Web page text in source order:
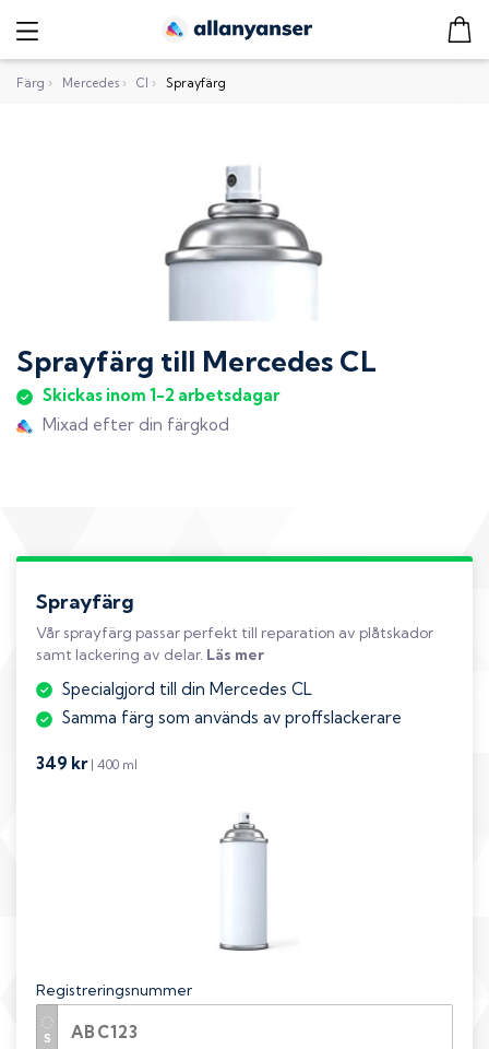
Färg › Mercedes › Cl › Sprayfärg
Sprayfärg till Mercedes CL
Skickas inom 1-2 arbetsdagar
Mixad efter din färgkod
Sprayfärg
Vår sprayfärg passar perfekt till reparation av plåtskador
samt lackering av delar. Läs mer
Specialgjord till din Mercedes CL
Samma färg som används av proffslackerare
349 kr| 400 ml
Registreringsnummer